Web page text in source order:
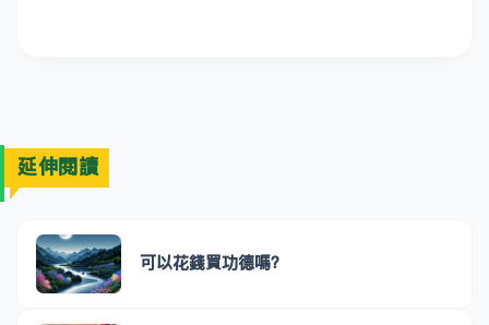
延伸閱讀
可以花錢買功德嗎？